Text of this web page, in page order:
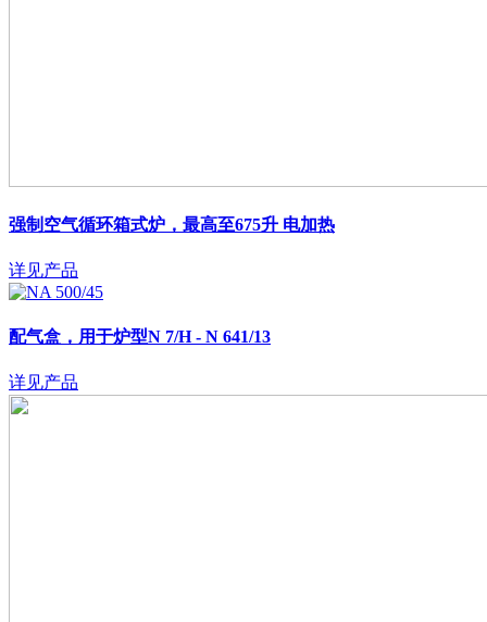
强制空气循环箱式炉，最高至675升 电加热
详见产品
配气盒，用于炉型N 7/H - N 641/13
详见产品